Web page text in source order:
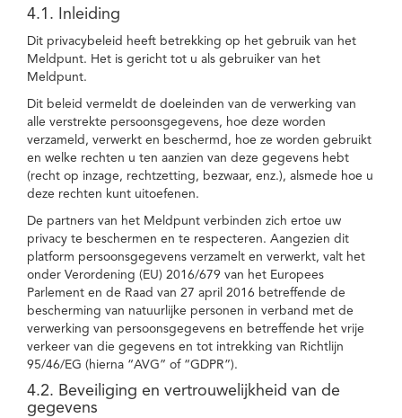
4.1. Inleiding
Dit privacybeleid heeft betrekking op het gebruik van het
Meldpunt. Het is gericht tot u als gebruiker van het
Meldpunt.
Dit beleid vermeldt de doeleinden van de verwerking van
alle verstrekte persoonsgegevens, hoe deze worden
verzameld, verwerkt en beschermd, hoe ze worden gebruikt
en welke rechten u ten aanzien van deze gegevens hebt
(recht op inzage, rechtzetting, bezwaar, enz.), alsmede hoe u
deze rechten kunt uitoefenen.
De partners van het Meldpunt verbinden zich ertoe uw
privacy te beschermen en te respecteren. Aangezien dit
platform persoonsgegevens verzamelt en verwerkt, valt het
onder Verordening (EU) 2016/679 van het Europees
Parlement en de Raad van 27 april 2016 betreffende de
bescherming van natuurlijke personen in verband met de
verwerking van persoonsgegevens en betreffende het vrije
verkeer van die gegevens en tot intrekking van Richtlijn
95/46/EG (hierna “AVG” of “GDPR”).
4.2. Beveiliging en vertrouwelijkheid van de
gegevens